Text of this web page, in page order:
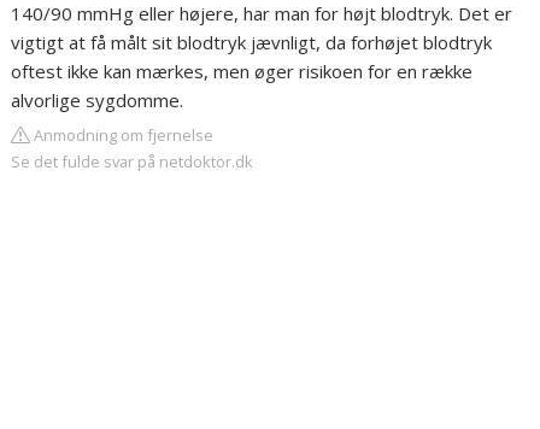
140/90 mmHg eller højere, har man for højt blodtryk. Det er
vigtigt at få målt sit blodtryk jævnligt, da forhøjet blodtryk
oftest ikke kan mærkes, men øger risikoen for en række
alvorlige sygdomme.
Anmodning om fjernelse
Se det fulde svar på netdoktor.dk